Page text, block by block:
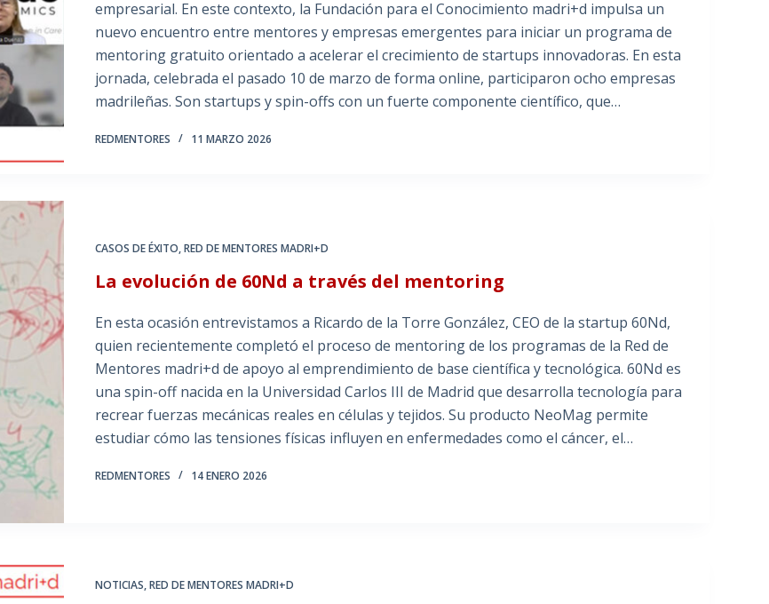
empresarial. En este contexto, la Fundación para el Conocimiento madri+d impulsa un
nuevo encuentro entre mentores y empresas emergentes para iniciar un programa de
mentoring gratuito orientado a acelerar el crecimiento de startups innovadoras. En esta
jornada, celebrada el pasado 10 de marzo de forma online, participaron ocho empresas
madrileñas. Son startups y spin-offs con un fuerte componente científico, que…
REDMENTORES 11 MARZO 2026
CASOS DE ÉXITO,RED DE MENTORES MADRI+D
La evolución de 60Nd a través del mentoring
En esta ocasión entrevistamos a Ricardo de la Torre González, CEO de la startup 60Nd,
quien recientemente completó el proceso de mentoring de los programas de la Red de
Mentores madri+d de apoyo al emprendimiento de base científica y tecnológica. 60Nd es
una spin-off nacida en la Universidad Carlos III de Madrid que desarrolla tecnología para
recrear fuerzas mecánicas reales en células y tejidos. Su producto NeoMag permite
estudiar cómo las tensiones físicas influyen en enfermedades como el cáncer, el…
REDMENTORES 14 ENERO 2026
NOTICIAS,RED DE MENTORES MADRI+D